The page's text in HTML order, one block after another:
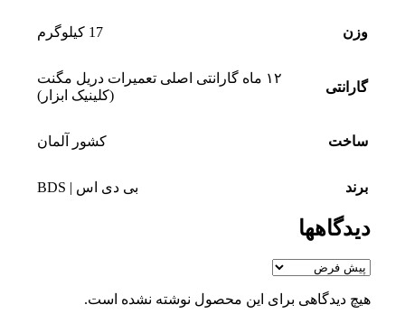
وزن 17 کیلوگرم
گارانتی
۱۲ ماه گارانتی اصلی تعمیرات دریل مگنت
(کلینیک ابزار)
ساخت کشور آلمان
برند بی دی اس | BDS
دیدگاهها
هیچ دیدگاهی برای این محصول نوشته نشده است.